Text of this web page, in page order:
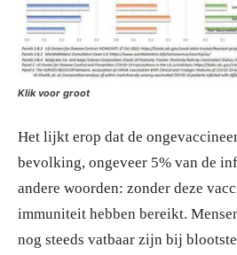
Klik voor groot
Het lijkt erop dat de
bevolking, ongeveer 5% van de
andere woorden: zonder deze
immuniteit hebben bereikt.
nog steeds vatbaar zijn bij